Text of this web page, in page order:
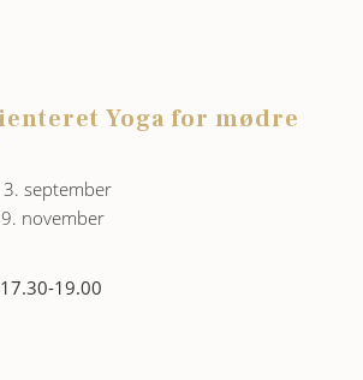
Yoga for mødre
september
november
19.00